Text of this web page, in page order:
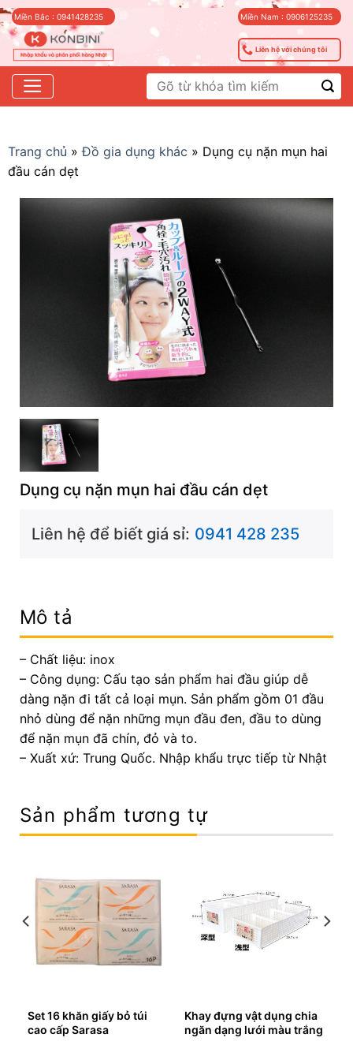
Skip
to
content
Miền Bắc : 0941428235 Miền Nam : 0906125235
Liên hệ với chúng tôi
Tìm
kiếm:
Trang chủ »Đồ gia dụng khác » Dụng cụ nặn mụn hai
đầu cán dẹt
Dụng cụ nặn mụn hai đầu cán dẹt
Liên hệ để biết giá sỉ: 0941 428 235
Mô tả
– Chất liệu: inox
– Công dụng: Cấu tạo sản phẩm hai đầu giúp dễ
dàng nặn đi tất cả loại mụn. Sản phẩm gồm 01 đầu
nhỏ dùng để nặn những mụn đầu đen, đầu to dùng
để nặn mụn đã chín, đỏ và to.
– Xuất xứ: Trung Quốc. Nhập khẩu trực tiếp từ Nhật
Sản phẩm tương tự
Set 16 khăn giấy bỏ túi
cao cấp Sarasa
Khay đựng vật dụng chia
ngăn dạng lưới màu trắng